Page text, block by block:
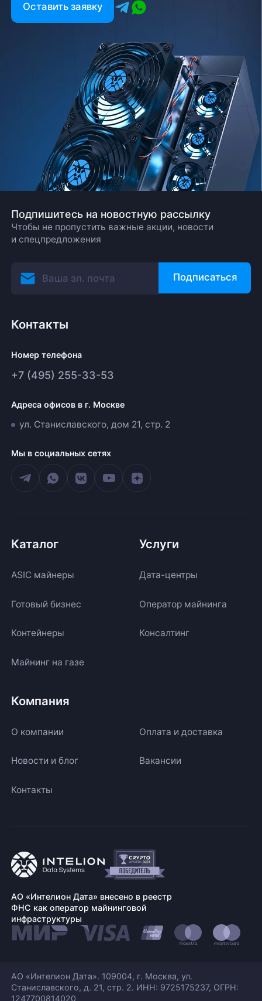
Оставить заявку
Подпишитесь на новостную рассылку
Чтобы не пропустить важные акции, новости
и спецпредложения
Подписаться
Контакты
Номер телефона
+7 (495) 255-33-53
Адреса офисов в г. Москве
ул. Станиславского, дом 21, стр. 2
Мы в социальных сетях
Каталог
ASIC майнеры
Готовый бизнес
Контейнеры
Майнинг на газе
Услуги
Дата-центры
Оператор майнинга
Консалтинг
Компания
О компании Оплата и доставка
Новости и блог Вакансии
Контакты
АО «Интелион Дата» внесено в реестр
ФНС как оператор майнинговой
инфраструктуры
АО «Интелион Дата». 109004, г. Москва, ул.
Станиславского, д. 21, стр. 2. ИНН: 9725175237, ОГРН:
1247700814020